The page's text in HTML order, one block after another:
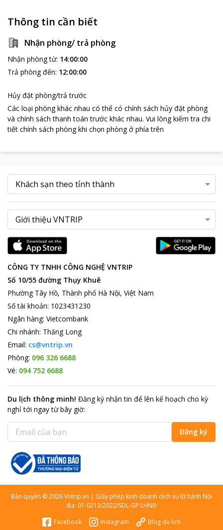
Thông tin cần biết
Nhận phòng/ trả phòng
Nhận phòng từ: 14:00:00
Trả phòng đến: 12:00:00
Hủy đặt phòng/trả trước
Các loại phòng khác nhau có thể có chính sách hủy đặt phòng
và chính sách thanh toán trước khác nhau. Vui lòng kiểm tra chi
tiết chính sách phòng khi chọn phòng ở phía trên
CÔNG TY TNHH CÔNG NGHỆ VNTRIP
Số 10/55 đường Thụy Khuê
Phường Tây Hồ, Thành phố Hà Nội, Việt Nam
Số tài khoản: 1023431230
Ngân hàng: Vietcombank
Chi nhánh: Thăng Long
Email: cs@vntrip.vn
Phòng: 096 326 6688
Vé: 094 752 6688
Du lịch thông minh! Đăng ký nhận tin để lên kế hoạch cho kỳ
nghỉ tới ngay từ bây giờ:
Đăng ký
Bản quyền ©2026Vntrip.vn | Giấy phép kinh doanh dịch vụ lữ hành Nội
địa: 01-0213/2022/SDL-GP LHNĐ
Facebook
Instagram Blog du lịch